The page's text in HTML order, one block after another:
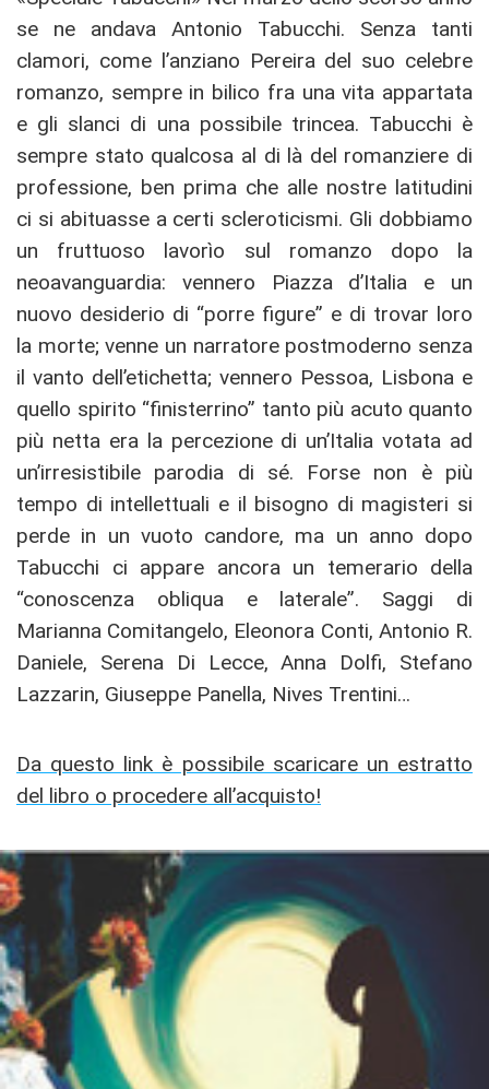
se ne andava Antonio Tabucchi. Senza tanti
clamori, come l’anziano Pereira del suo celebre
romanzo, sempre in bilico fra una vita appartata
e gli slanci di una possibile trincea. Tabucchi è
sempre stato qualcosa al di là del romanziere di
professione, ben prima che alle nostre latitudini
ci si abituasse a certi scleroticismi. Gli dobbiamo
un fruttuoso lavorìo sul romanzo dopo la
neoavanguardia: vennero Piazza d’Italia e un
nuovo desiderio di “porre figure” e di trovar loro
la morte; venne un narratore postmoderno senza
il vanto dell’etichetta; vennero Pessoa, Lisbona e
quello spirito “finisterrino” tanto più acuto quanto
più netta era la percezione di un’Italia votata ad
un’irresistibile parodia di sé. Forse non è più
tempo di intellettuali e il bisogno di magisteri si
perde in un vuoto candore, ma un anno dopo
Tabucchi ci appare ancora un temerario della
“conoscenza obliqua e laterale”. Saggi di
Marianna Comitangelo, Eleonora Conti, Antonio R.
Daniele, Serena Di Lecce, Anna Dolfi, Stefano
Lazzarin, Giuseppe Panella, Nives Trentini…
Da questo link è possibile scaricare un estratto
del libro o procedere all’acquisto!